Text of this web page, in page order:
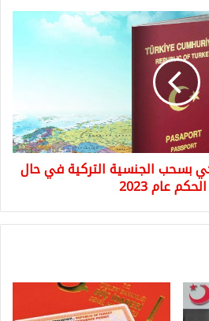
بسحب الجنسية التركية في حال
عام 2023